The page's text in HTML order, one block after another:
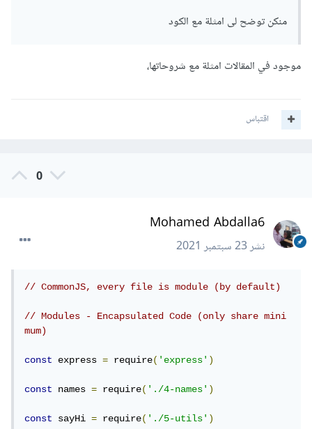
منكن توضح لى امثلة مع الكود
موجود في المقالات امثلة مع شروحاتها،
اقتباس
0
Mohamed Abdalla6
نشر23 سبتمبر 2021
// CommonJS, every file is module (by default)
// Modules - Encapsulated Code (only share mini
mum)
const express = require('express')
const names = require('./4-names')
const sayHi = require('./5-utils')